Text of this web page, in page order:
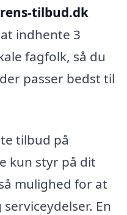
tilbud.dk
indhente 3
fagfolk, så du
passer bedst til
tilbud på
kun styr på dit
mulighed for at
En